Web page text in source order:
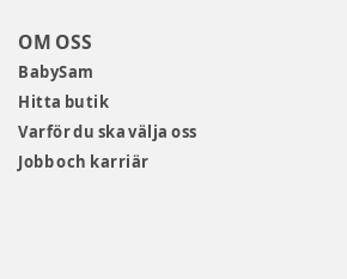
OM OSS
BabySam
Hitta butik
Varför du ska välja oss
Jobb och karriär